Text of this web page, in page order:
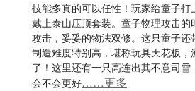
技能多真的可以任性！玩家给童子打
戴上泰山压顶套装。童子物理攻击
攻击，妥妥的物法双修。这只童子还
制造难度特别高，堪称玩具天花板，
了！这里还有一只高连出其不意司
会不会更好……更多